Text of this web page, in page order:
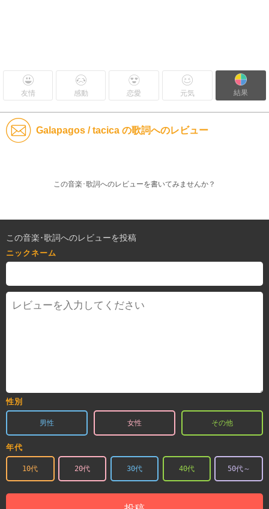
友情 感動 恋愛 元気 結果
Galapagos / tacica の歌詞へのレビュー
この音楽･歌詞へのレビューを書いてみませんか？
この音楽･歌詞へのレビューを投稿
ニックネーム
性別
男性 女性 その他
年代
10代 20代 30代 40代 50代～